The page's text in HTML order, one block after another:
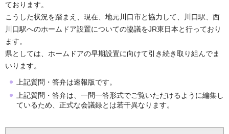
ております。
こうした状況を踏まえ、現在、地元川口市と協力して、川口駅、西
川口駅へのホームドア設置についての協議をJR東日本と行っており
ます。
県としては、ホームドアの早期設置に向けて引き続き取り組んでま
いります。
上記質問・答弁は速報版です。
上記質問・答弁は、一問一答形式でご覧いただけるように編集し
ているため、正式な会議録とは若干異なります。